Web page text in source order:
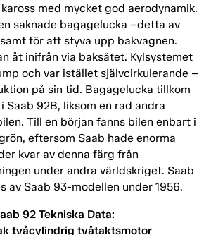
med mycket god aerodynamik.
saknade bagagelucka –detta av
för att styva upp bakvagnen.
åt inifrån via baksätet. Kylsystemet
och var istället självcirkulerande –
på sin tid. Bagagelucka tillkom
Saab 92B, liksom en rad andra
Till en början fanns bilen enbart i
eftersom Saab hade enorma
kvar av denna färg från
under andra världskriget. Saab
av Saab 93-modellen under 1956.
92 Tekniska Data:
tvåcylindrig tvåtaktsmotor